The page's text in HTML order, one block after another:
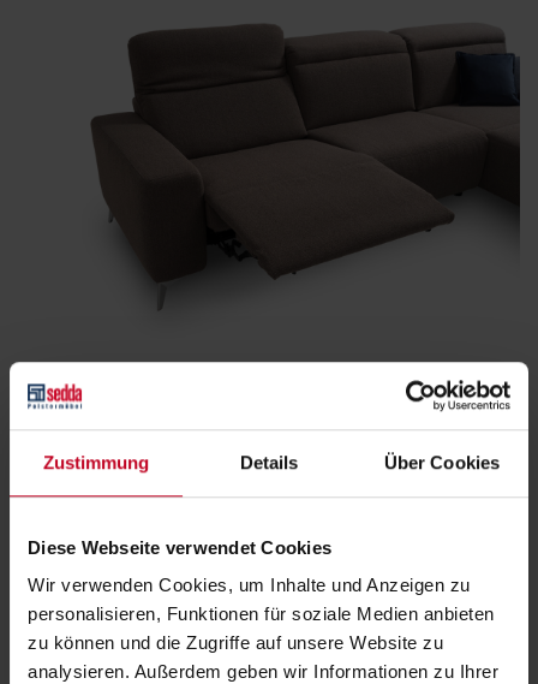
Zustimmung Details Über Cookies
Diese Webseite verwendet Cookies
Wir verwenden Cookies, um Inhalte und Anzeigen zu
personalisieren, Funktionen für soziale Medien anbieten
zu können und die Zugriffe auf unsere Website zu
analysieren. Außerdem geben wir Informationen zu Ihrer
Relax-Liegesofa und -Longchair
Ähnlich wie bei den Sitzelementen können auch Liegesofa und
Longchair in eine ergonomische Relaxposition gebracht werden.
Rückenlehen stufenlos nach hinten neigt.